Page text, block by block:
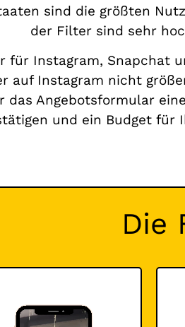
sind die größten
der Filter sind sehr
für Instagram, Snapchat
auf Instagram nicht
das Angebotsformular
und ein Budget für
Die